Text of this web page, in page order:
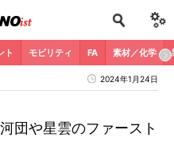
ト モビリティ FA 素材／化学
2024年1月24日
団や星雲のファースト